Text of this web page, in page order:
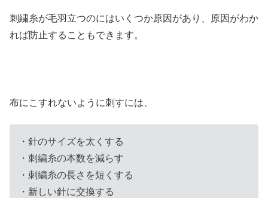
刺繍糸が毛羽立つのにはいくつか原因があり、原因がわか
れば防止することもできます。
布にこすれないように刺すには、
・針のサイズを太くする
・刺繍糸の本数を減らす
・刺繍糸の長さを短くする
・新しい針に交換する